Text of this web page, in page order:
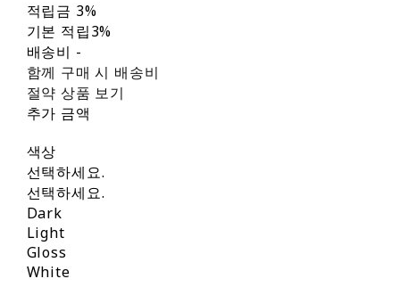
적립금 3%
기본 적립3%
배송비 -
함께 구매 시 배송비
절약 상품 보기
추가 금액
색상
선택하세요.
선택하세요.
Dark
Light
Gloss
White